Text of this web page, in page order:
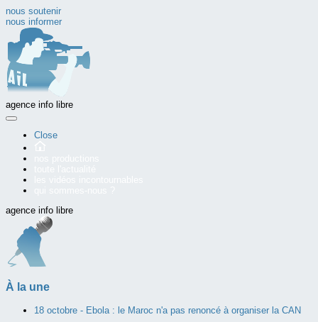
nous soutenir
nous informer
agence info libre
Close
agence info libre
À la une
18 octobre - Ebola : le Maroc n'a pas renoncé à organiser la CAN